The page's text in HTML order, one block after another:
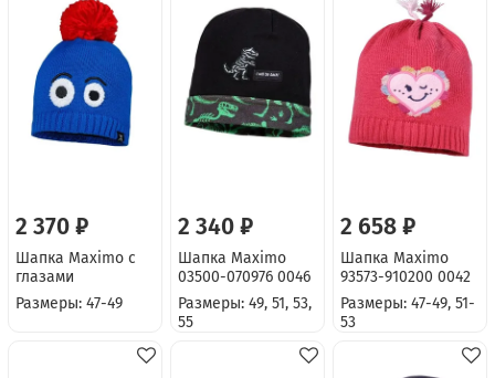
2 370 ₽
Шапка Maximo с
глазами
Размеры: 47-49
2 340 ₽
Шапка Maximo
03500-070976 0046
Размеры: 49, 51, 53,
55
2 658 ₽
Шапка Maximo
93573-910200 0042
Размеры: 47-49, 51-
53